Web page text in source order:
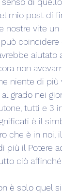
mio post di
nostre vite
aiutato
non
niente di
grado nei
tutti e 3
è il
che è in noi,
più il Potere
ciò
è solo quel